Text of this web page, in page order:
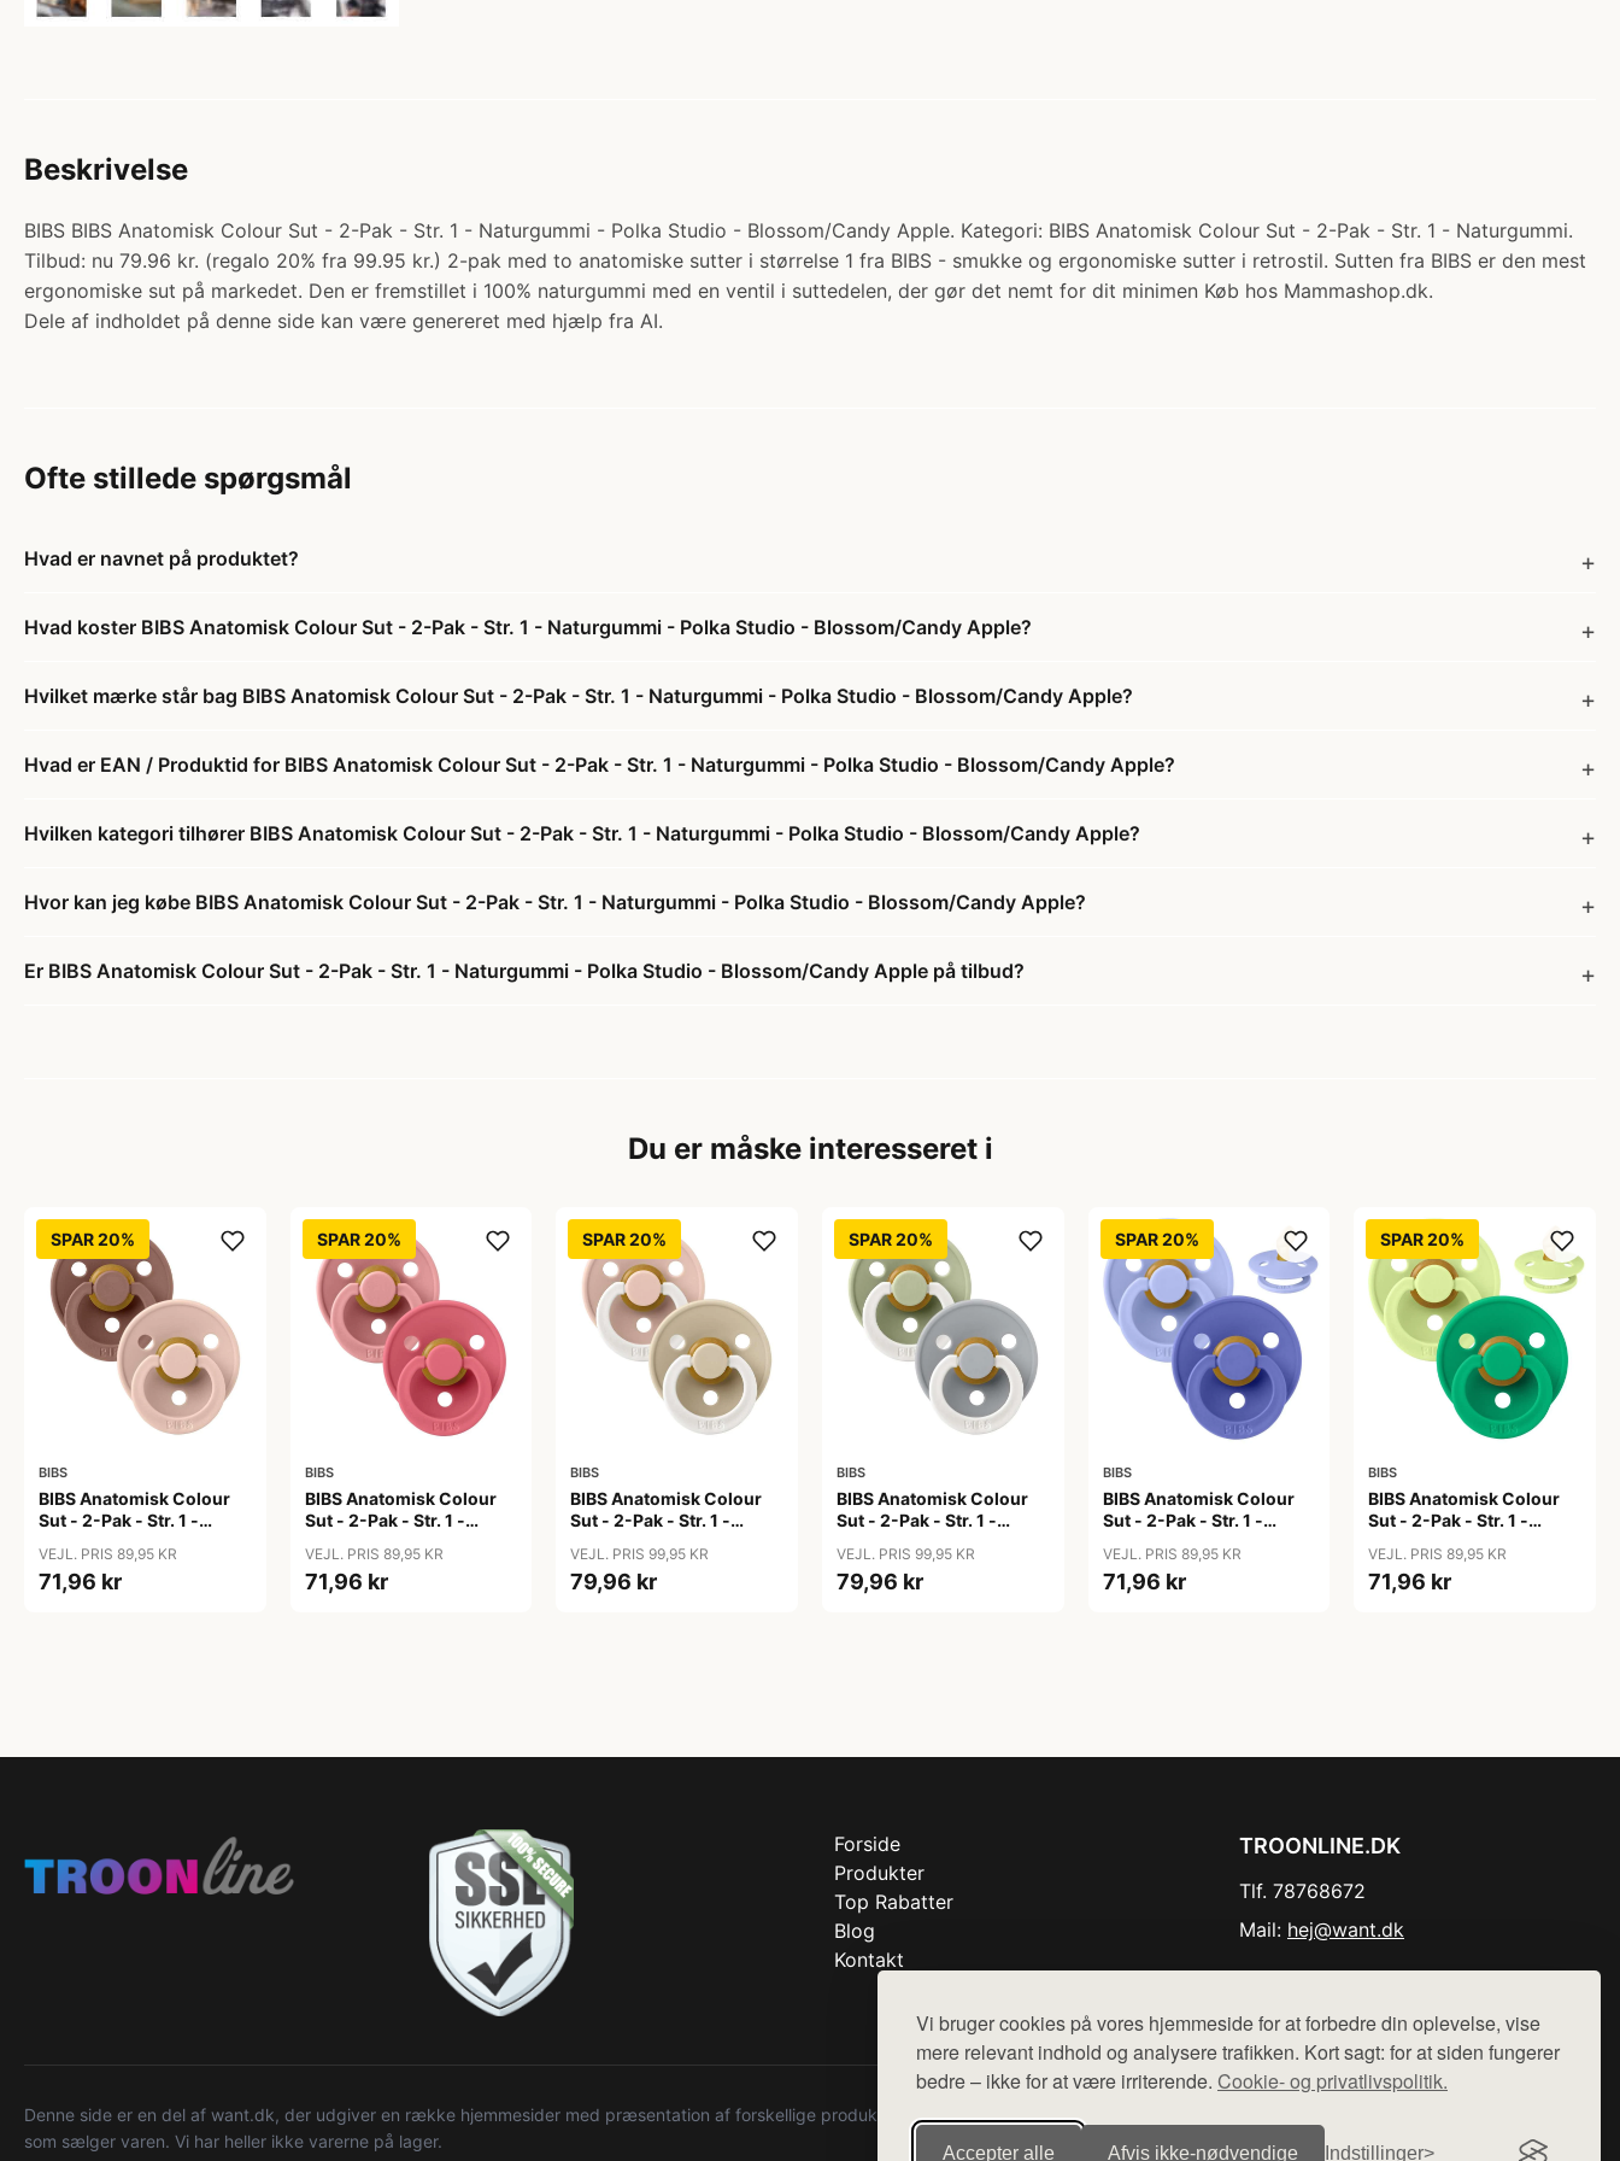
Vi bruger cookies på vores hjemmeside for at forbedre din oplevelse, vise
mere relevant indhold og analysere trafikken. Kort sagt: for at siden fungerer
bedre – ikke for at være irriterende. Cookie- og privatlivspolitik.
Accepter alle Afvis ikke‑nødvendige Indstillinger
Beskrivelse
BIBS BIBS Anatomisk Colour Sut - 2-Pak - Str. 1 - Naturgummi - Polka Studio - Blossom/Candy Apple. Kategori: BIBS Anatomisk Colour Sut - 2-Pak - Str. 1 - Naturgummi.
Tilbud: nu 79.96 kr. (regalo 20% fra 99.95 kr.) 2-pak med to anatomiske sutter i størrelse 1 fra BIBS - smukke og ergonomiske sutter i retrostil. Sutten fra BIBS er den mest
ergonomiske sut på markedet. Den er fremstillet i 100% naturgummi med en ventil i suttedelen, der gør det nemt for dit minimen Køb hos Mammashop.dk.
Dele af indholdet på denne side kan være genereret med hjælp fra AI.
Ofte stillede spørgsmål
Hvad er navnet på produktet?
Hvad koster BIBS Anatomisk Colour Sut - 2-Pak - Str. 1 - Naturgummi - Polka Studio - Blossom/Candy Apple?
Hvilket mærke står bag BIBS Anatomisk Colour Sut - 2-Pak - Str. 1 - Naturgummi - Polka Studio - Blossom/Candy Apple?
Hvad er EAN / Produktid for BIBS Anatomisk Colour Sut - 2-Pak - Str. 1 - Naturgummi - Polka Studio - Blossom/Candy Apple?
Hvilken kategori tilhører BIBS Anatomisk Colour Sut - 2-Pak - Str. 1 - Naturgummi - Polka Studio - Blossom/Candy Apple?
Hvor kan jeg købe BIBS Anatomisk Colour Sut - 2-Pak - Str. 1 - Naturgummi - Polka Studio - Blossom/Candy Apple?
Er BIBS Anatomisk Colour Sut - 2-Pak - Str. 1 - Naturgummi - Polka Studio - Blossom/Candy Apple på tilbud?
Du er måske interesseret i
SPAR 20%
BIBS
BIBS Anatomisk Colour
Sut - 2-Pak - Str. 1 -
Blush/Woodchuck
VEJL. PRIS 89,95 KR
71,96 kr
SPAR 20%
BIBS
BIBS Anatomisk Colour
Sut - 2-Pak - Str. 1 -
Pink/Coral
VEJL. PRIS 89,95 KR
71,96 kr
SPAR 20%
BIBS
BIBS Anatomisk Colour
Sut - 2-Pak - Str. 1 -
Blush/Vanilla
VEJL. PRIS 99,95 KR
79,96 kr
SPAR 20%
BIBS
BIBS Anatomisk Colour
Sut - 2-Pak - Str. 1 -
Sage/Cloud
VEJL. PRIS 99,95 KR
79,96 kr
SPAR 20%
BIBS
BIBS Anatomisk Colour
Sut - 2-Pak - Str. 1 -
Hush/Grape
VEJL. PRIS 89,95 KR
71,96 kr
SPAR 20%
BIBS
BIBS Anatomisk Colour
Sut - 2-Pak - Str. 1 -
Matcha/Cactus
VEJL. PRIS 89,95 KR
71,96 kr
Forside
Produkter
Top Rabatter
Blog
Kontakt
TROONLINE.DK
Tlf. 78768672
Mail: hej@want.dk
Denne side er en del af want.dk, der udgiver en række hjemmesider med præsentation af forskellige produkter fra diverse webshops. Der sælges ikke varer fra denne side - vi henviser til de shops,
som sælger varen. Vi har heller ikke varerne på lager.